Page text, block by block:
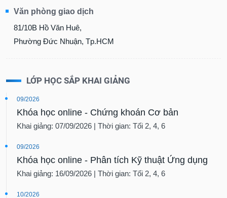
Văn phòng giao dịch
81/10B Hồ Văn Huê,
Phường Đức Nhuận, Tp.HCM
LỚP HỌC SẮP KHAI GIẢNG
09/2026
Khóa học online - Chứng khoán Cơ bản
Khai giảng: 07/09/2026 | Thời gian: Tối 2, 4, 6
09/2026
Khóa học online - Phân tích Kỹ thuật Ứng dụng
Khai giảng: 16/09/2026 | Thời gian: Tối 2, 4, 6
10/2026